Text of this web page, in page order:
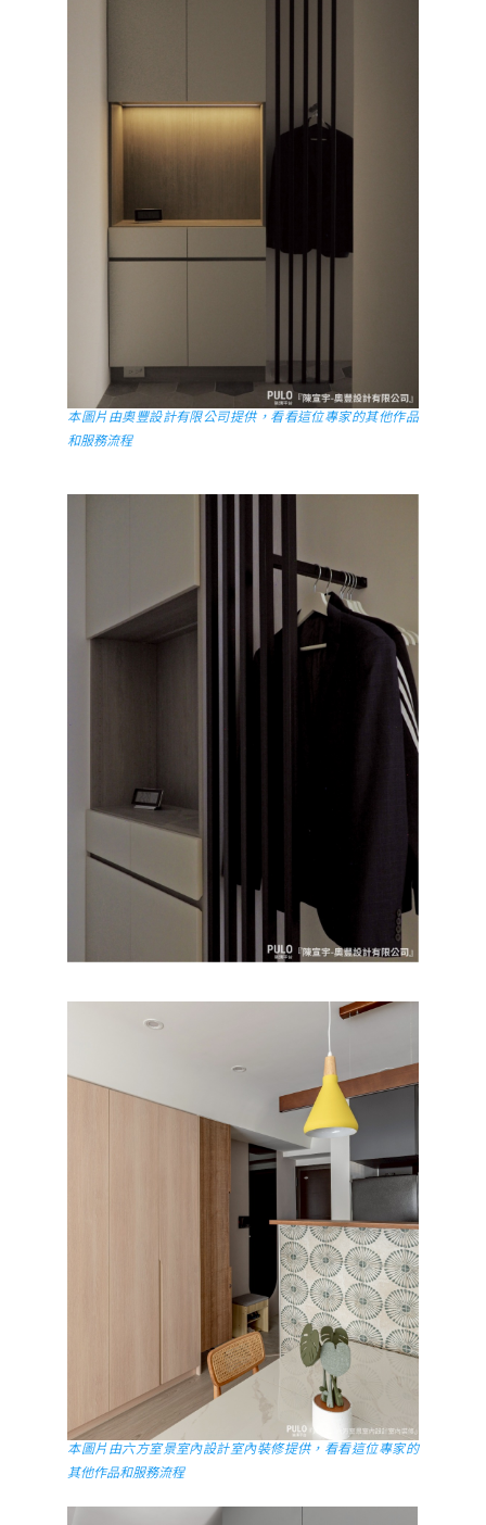
本圖片由奧豐設計有限公司提供，看看這位專家的其他作品
和服務流程
本圖片由六方室景室內設計室內裝修提供，看看這位專家的
其他作品和服務流程